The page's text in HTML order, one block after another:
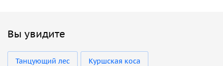
Вы увидите
Танцующий лес Куршская коса